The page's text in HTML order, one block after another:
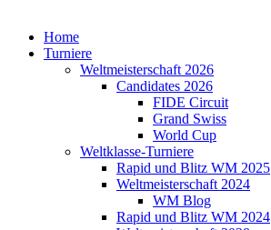
Home
Turniere
Weltmeisterschaft 2026
Candidates 2026
FIDE Circuit
Grand Swiss
World Cup
Weltklasse-Turniere
Rapid und Blitz WM 2025
Weltmeisterschaft 2024
WM Blog
Rapid und Blitz WM 2024